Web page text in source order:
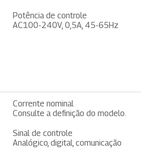
Potência de controle
AC100-240V, 0,5A, 45-65Hz
Corrente nominal
Consulte a definição do modelo.
Sinal de controle
Analógico, digital, comunicação